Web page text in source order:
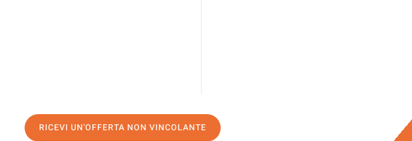
RICEVI UN'OFFERTA NON VINCOLANTE